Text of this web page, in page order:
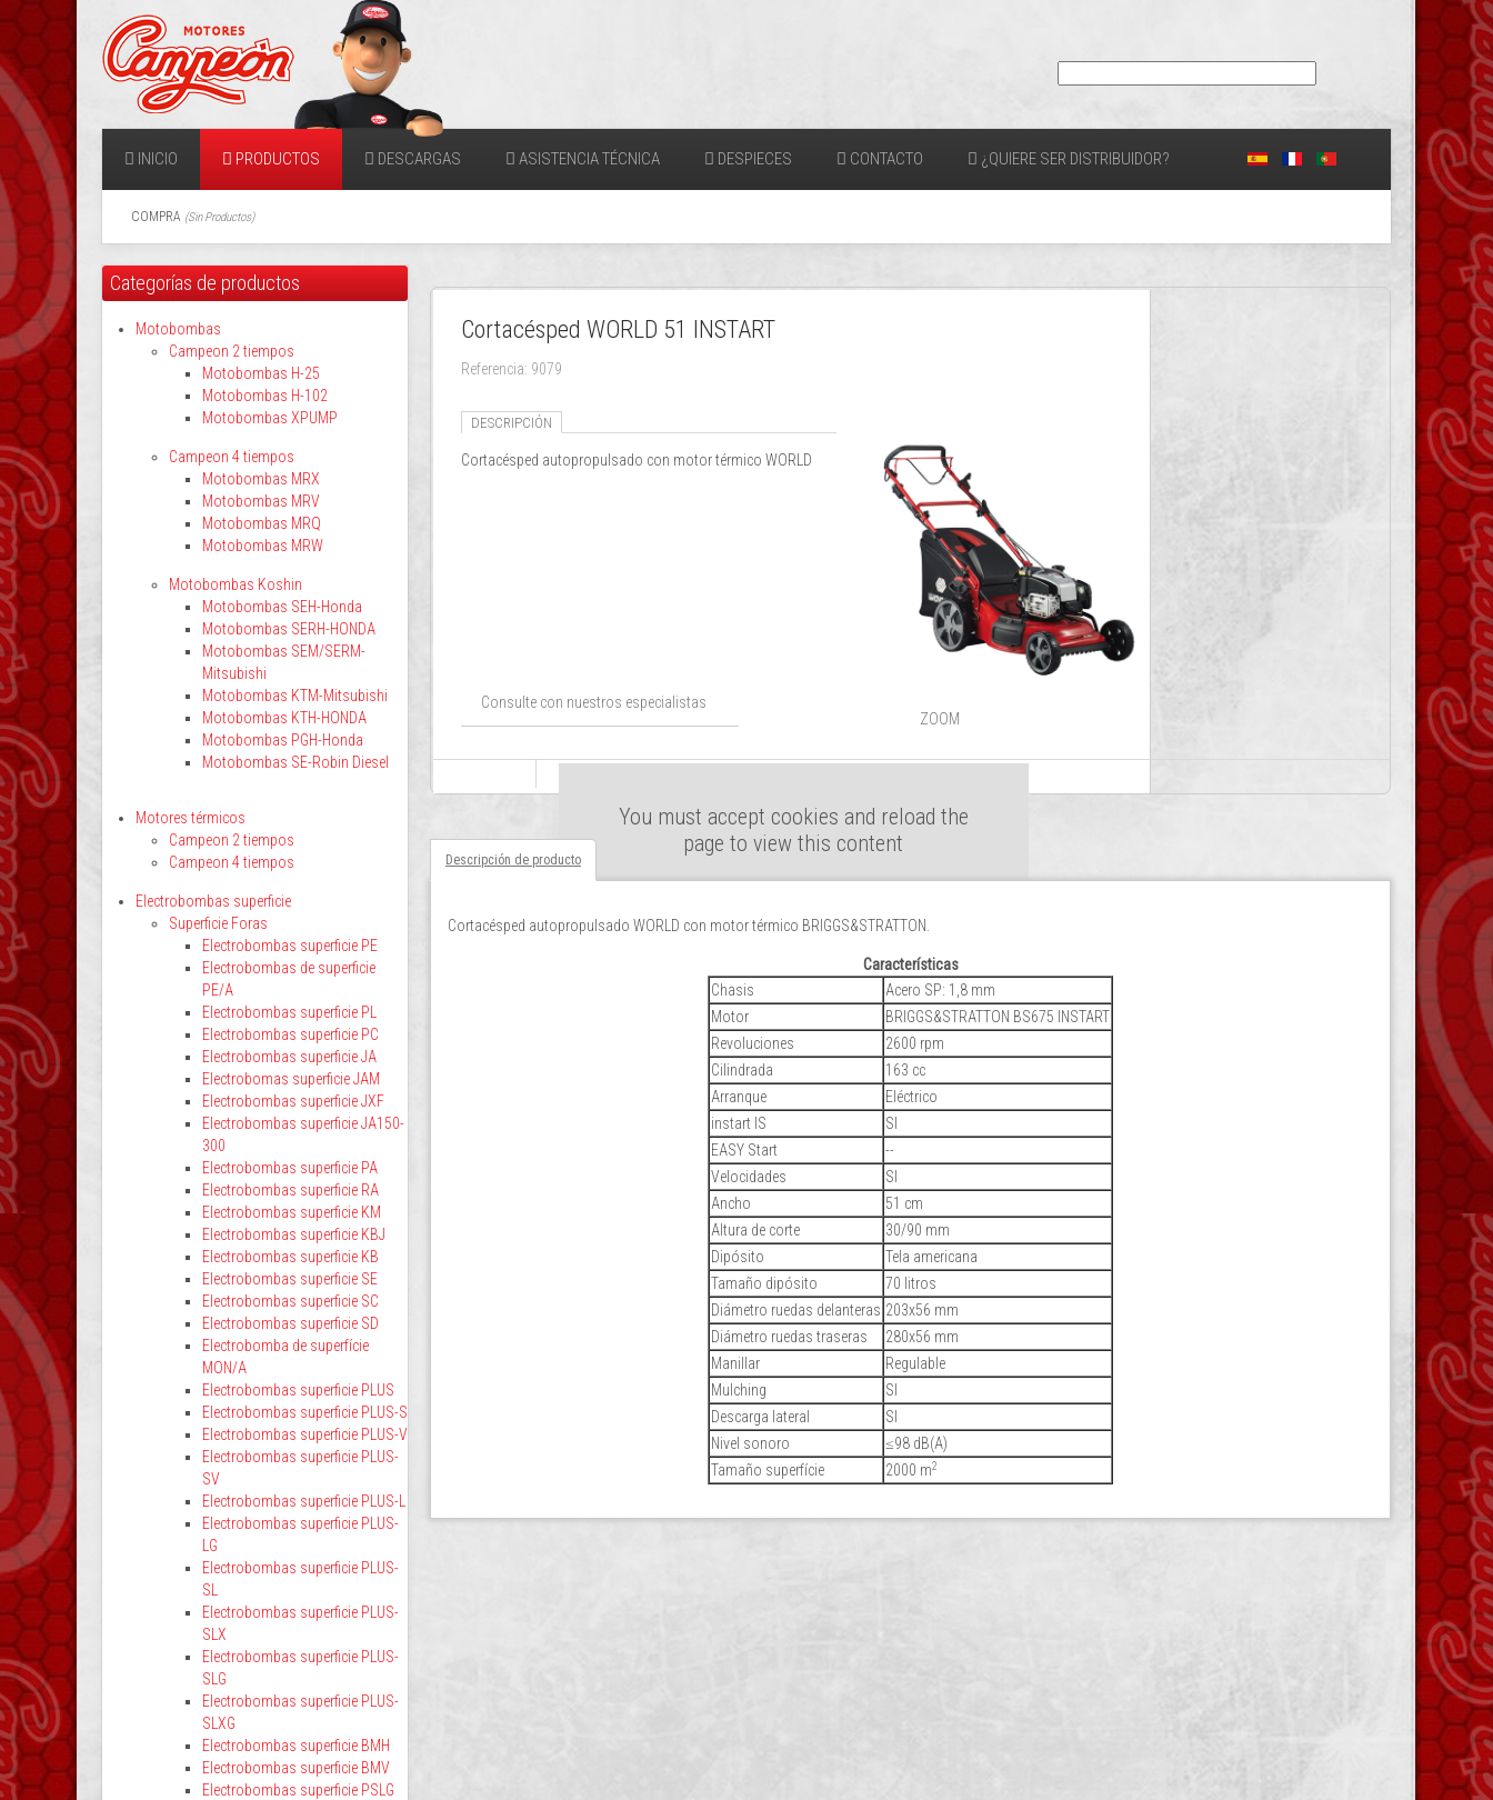
INICIO PRODUCTOS DESCARGAS ASISTENCIA TÉCNICA DESPIECES CONTACTO ¿QUIERE SER DISTRIBUIDOR?
COMPRA (Sin Productos)
Cortacésped WORLD 51 INSTART
Referencia: 9079
ZOOM
DESCRIPCIÓN
Cortacésped autopropulsado con motor térmico WORLD
Consulte con nuestros especialistas
You must accept cookies and reload the
page to view this content
Descripción de producto
Cortacésped autopropulsado WORLD con motor térmico BRIGGS&STRATTON.
Características
Chasis
Acero SP: 1,8 mm
Motor
BRIGGS&STRATTON BS675 INSTART
Revoluciones
2600 rpm
Cilindrada
163 cc
Arranque
Eléctrico
instart IS
SI
EASY Start
--
Velocidades
SI
Ancho
51 cm
Altura de corte
30/90 mm
Dipósito
Tela americana
Tamaño dipósito
70 litros
Diámetro ruedas delanteras 203x56 mm
Diámetro ruedas traseras
280x56 mm
Manillar
Regulable
Mulching
SI
Descarga lateral
SI
Nivel sonoro
≤98 dB(A)
Tamaño superfície
2000 m2
Categorías de productos
Motobombas
Campeon 2 tiempos
Motobombas H-25
Motobombas H-102
Motobombas XPUMP
Campeon 4 tiempos
Motobombas MRX
Motobombas MRV
Motobombas MRQ
Motobombas MRW
Motobombas Koshin
Motobombas SEH-Honda
Motobombas SERH-HONDA
Motobombas SEM/SERM-
Mitsubishi
Motobombas KTM-Mitsubishi
Motobombas KTH-HONDA
Motobombas PGH-Honda
Motobombas SE-Robin Diesel
Motores térmicos
Campeon 2 tiempos
Campeon 4 tiempos
Electrobombas superficie
Superficie Foras
Electrobombas superficie PE
Electrobombas de superficie
PE/A
Electrobombas superficie PL
Electrobombas superficie PC
Electrobombas superficie JA
Electrobomas superficie JAM
Electrobombas superficie JXF
Electrobombas superficie JA150-
300
Electrobombas superficie PA
Electrobombas superficie RA
Electrobombas superficie KM
Electrobombas superficie KBJ
Electrobombas superficie KB
Electrobombas superficie SE
Electrobombas superficie SC
Electrobombas superficie SD
Electrobomba de superfície
MON/A
Electrobombas superficie PLUS
Electrobombas superficie PLUS-S
Electrobombas superficie PLUS-V
Electrobombas superficie PLUS-
SV
Electrobombas superficie PLUS-L
Electrobombas superficie PLUS-
LG
Electrobombas superficie PLUS-
SL
Electrobombas superficie PLUS-
SLX
Electrobombas superficie PLUS-
SLG
Electrobombas superficie PLUS-
SLXG
Electrobombas superficie BMH
Electrobombas superficie BMV
Electrobombas superficie PSLG